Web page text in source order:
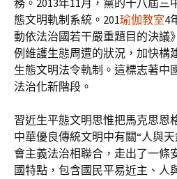
務。2013年11月，黨的十八屆三
態文明軌制系統。201瑜伽教室4
動依法治國若干嚴重題目的決議
例維護生態周遭的狀況，加快構
生態文明法令軌制。這標志著中
法治化新階段。
習近生平態文明思惟把馬克思恩
中華優良傳統文明中有關“人與
會主義法治相聯合，走出了一條
國特點，包含國民平易近主、人